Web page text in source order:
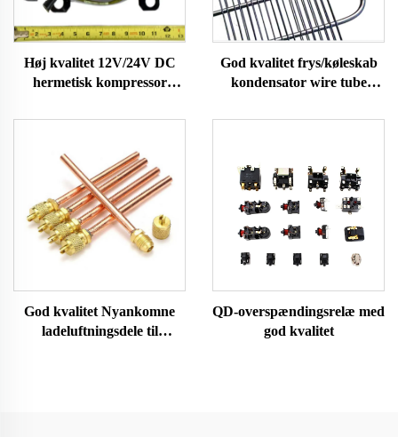
Høj kvalitet 12V/24V DC
hermetisk kompressor
køleskabe og fryser på
God kvalitet frys/køleskab
kondensator wire tube
God kvalitet Nyankomne
ladeluftningsdele til
QD-overspændingsrelæ med
god kvalitet